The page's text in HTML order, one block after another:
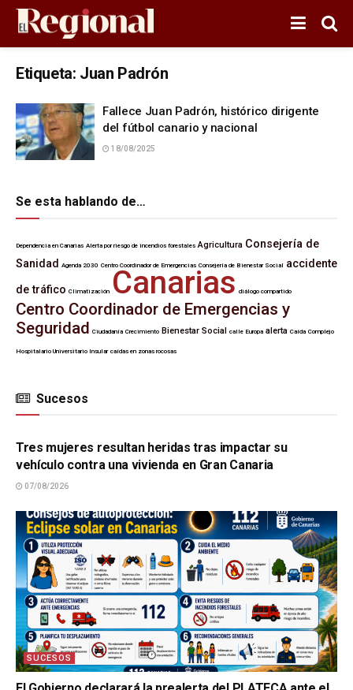
Etiqueta: Juan Padrón
Fallece Juan Padrón, histórico dirigente
del fútbol canario y nacional
18/08/2025
Se esta hablando de…
Dependencia en Canarias Alerta por riesgo de incendios forestales Agricultura Consejería de
Sanidad Agenda 2030 Centro Coordinador de Emergencias Consejería de Bienestar Social accidente
de tráfico Climatización Canarias diálogo compartido
Centro Coordinador de Emergencias y
Seguridad Ciudadanía Crecimiento Bienestar Social calle Europa alerta Caída Complejo
Hospitalario Universitario Insular caídas en zonas rocosas
Sucesos
SUCESOS
Tres mujeres resultan heridas tras impactar su
vehículo contra una vivienda en Gran Canaria
07/08/2026
SUCESOS